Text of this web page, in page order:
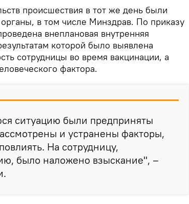
происшествия в тот же день были
в том числе Минздрав. По приказу
внеплановая внутренняя
которой было выявлена
сотрудницы во время вакцинации, а
фактора.
ситуацию были предприняты
и устранены факторы,
На сотрудницу,
было наложено взыскание", –